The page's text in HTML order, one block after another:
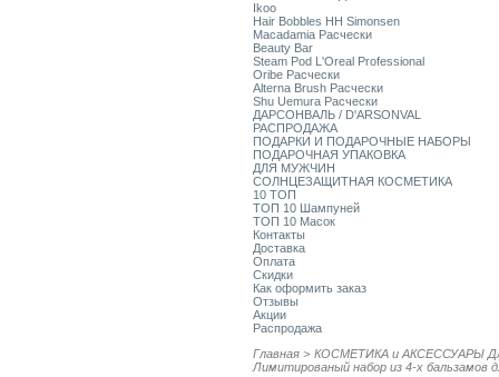
Ikoo
Hair Bobbles HH Simonsen
Macadamia Расчески
Beauty Bar
Steam Pod L'Oreal Professional
Oribe Расчески
Alterna Brush Расчески
Shu Uemura Расчески
ДАРСОНВАЛЬ / D'ARSONVAL
РАСПРОДАЖА
ПОДАРКИ И ПОДАРОЧНЫЕ НАБОРЫ
ПОДАРОЧНАЯ УПАКОВКА
ДЛЯ МУЖЧИН
СОЛНЦЕЗАЩИТНАЯ КОСМЕТИКА
10 ТОП
ТОП 10 Шампуней
ТОП 10 Масок
Контакты
Доставка
Оплата
Скидки
Как оформить заказ
Отзывы
Акции
Распродажа
Главная > КОСМЕТИКА и АКСЕССУАРЫ
Лимитированый набор из 4-x бальзамов